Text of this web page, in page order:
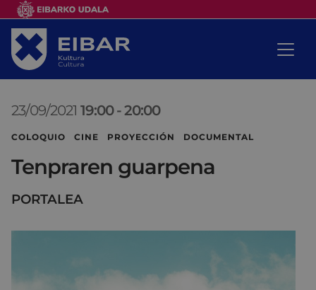
23/09/2021 19:00 -20:00
COLOQUIO CINE PROYECCIÓN DOCUMENTAL
Tenpraren guarpena
PORTALEA